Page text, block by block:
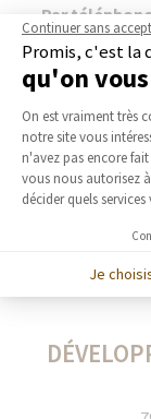
Par
Par mail :
Les liens
communiqués
la
tant en ce
d'accès que
et de leur
Continuer sans
Promis, c'est la
qu'on
On est vraiment très
notre site vous
n'avez pas encore
vous nous autorisez
décider quels
Je